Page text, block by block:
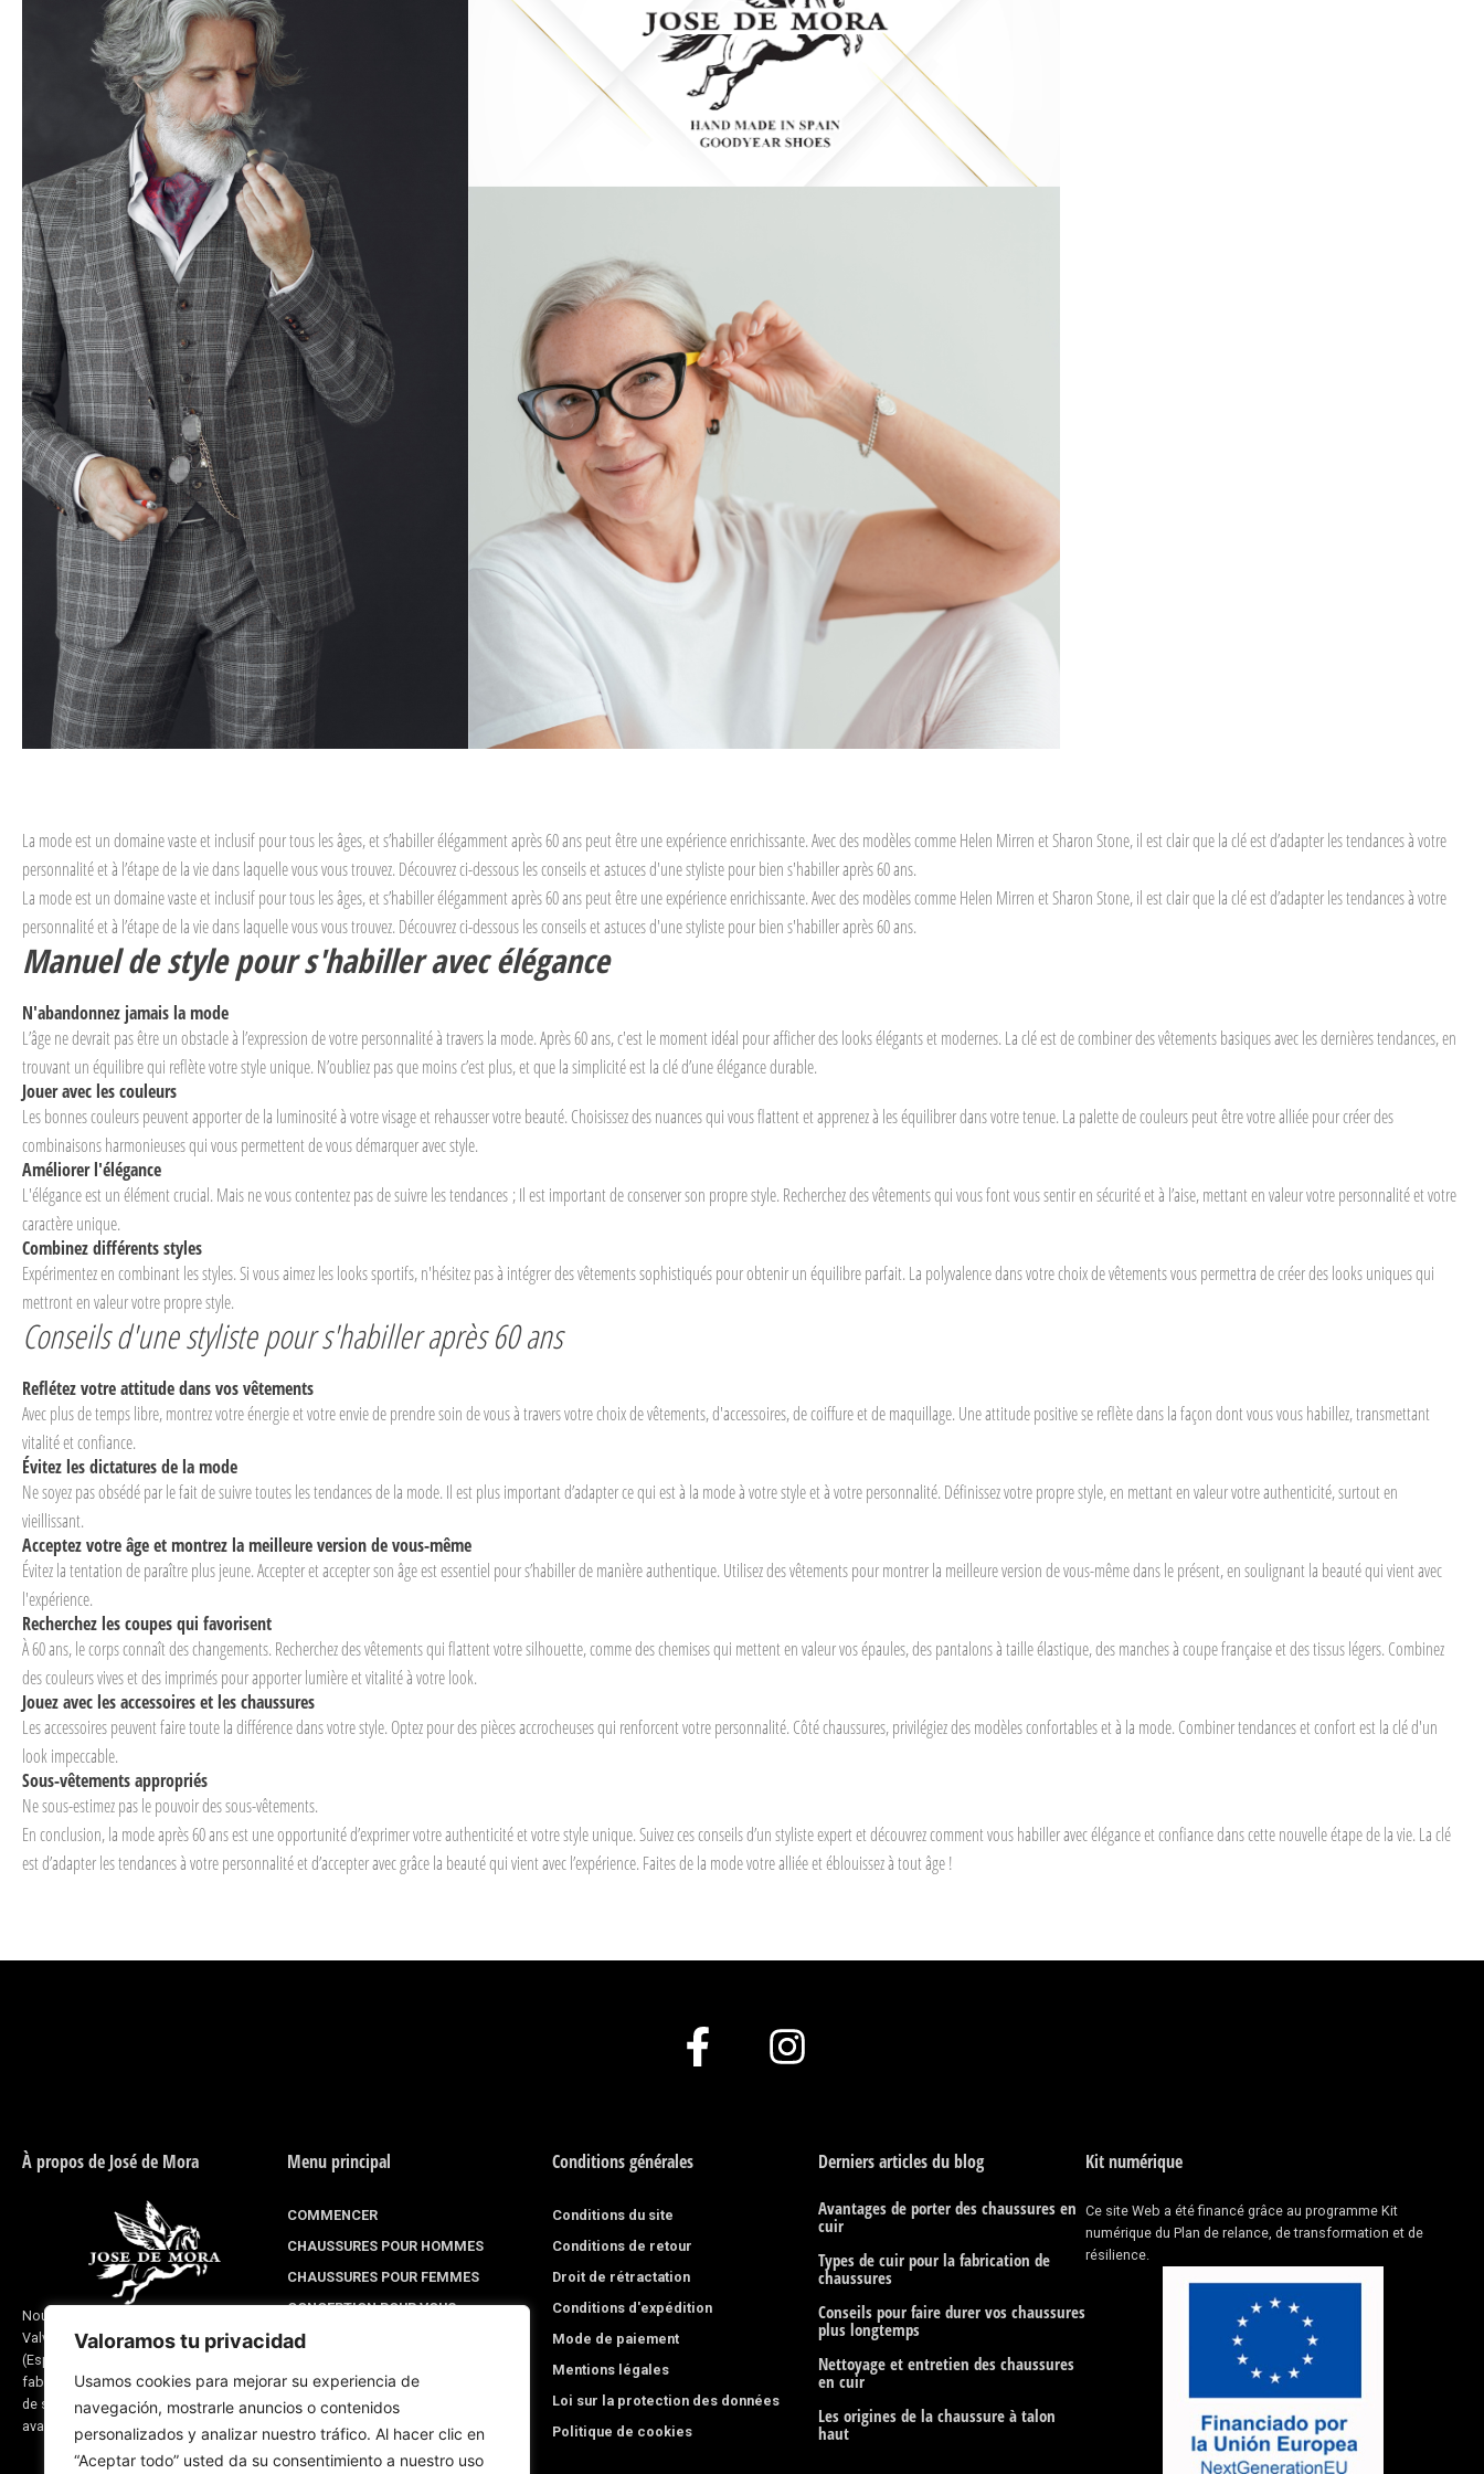
Valoramos tu privacidad
Usamos cookies para mejorar su experiencia de
navegación, mostrarle anuncios o contenidos
personalizados y analizar nuestro tráfico. Al hacer clic en
“Aceptar todo” usted da su consentimiento a nuestro uso
La mode est un domaine vaste et inclusif pour tous les âges, et s’habiller élégamment après 60 ans peut être une expérience enrichissante. Avec des modèles comme Helen Mirren et Sharon Stone, il est clair que la clé est d’adapter les tendances à votre
personnalité et à l’étape de la vie dans laquelle vous vous trouvez. Découvrez ci-dessous les conseils et astuces d'une styliste pour bien s'habiller après 60 ans.
La mode est un domaine vaste et inclusif pour tous les âges, et s’habiller élégamment après 60 ans peut être une expérience enrichissante. Avec des modèles comme Helen Mirren et Sharon Stone, il est clair que la clé est d’adapter les tendances à votre
personnalité et à l’étape de la vie dans laquelle vous vous trouvez. Découvrez ci-dessous les conseils et astuces d'une styliste pour bien s'habiller après 60 ans.
Manuel de style pour s'habiller avec élégance
N'abandonnez jamais la mode
L’âge ne devrait pas être un obstacle à l’expression de votre personnalité à travers la mode. Après 60 ans, c'est le moment idéal pour afficher des looks élégants et modernes. La clé est de combiner des vêtements basiques avec les dernières tendances, en
trouvant un équilibre qui reflète votre style unique. N’oubliez pas que moins c’est plus, et que la simplicité est la clé d’une élégance durable.
Jouer avec les couleurs
Les bonnes couleurs peuvent apporter de la luminosité à votre visage et rehausser votre beauté. Choisissez des nuances qui vous flattent et apprenez à les équilibrer dans votre tenue. La palette de couleurs peut être votre alliée pour créer des
combinaisons harmonieuses qui vous permettent de vous démarquer avec style.
Améliorer l'élégance
L'élégance est un élément crucial. Mais ne vous contentez pas de suivre les tendances ; Il est important de conserver son propre style. Recherchez des vêtements qui vous font vous sentir en sécurité et à l’aise, mettant en valeur votre personnalité et votre
caractère unique.
Combinez différents styles
Expérimentez en combinant les styles. Si vous aimez les looks sportifs, n'hésitez pas à intégrer des vêtements sophistiqués pour obtenir un équilibre parfait. La polyvalence dans votre choix de vêtements vous permettra de créer des looks uniques qui
mettront en valeur votre propre style.
Conseils d'une styliste pour s'habiller après 60 ans
Reflétez votre attitude dans vos vêtements
Avec plus de temps libre, montrez votre énergie et votre envie de prendre soin de vous à travers votre choix de vêtements, d'accessoires, de coiffure et de maquillage. Une attitude positive se reflète dans la façon dont vous vous habillez, transmettant
vitalité et confiance.
Évitez les dictatures de la mode
Ne soyez pas obsédé par le fait de suivre toutes les tendances de la mode. Il est plus important d’adapter ce qui est à la mode à votre style et à votre personnalité. Définissez votre propre style, en mettant en valeur votre authenticité, surtout en
vieillissant.
Acceptez votre âge et montrez la meilleure version de vous-même
Évitez la tentation de paraître plus jeune. Accepter et accepter son âge est essentiel pour s’habiller de manière authentique. Utilisez des vêtements pour montrer la meilleure version de vous-même dans le présent, en soulignant la beauté qui vient avec
l'expérience.
Recherchez les coupes qui favorisent
À 60 ans, le corps connaît des changements. Recherchez des vêtements qui flattent votre silhouette, comme des chemises qui mettent en valeur vos épaules, des pantalons à taille élastique, des manches à coupe française et des tissus légers. Combinez
des couleurs vives et des imprimés pour apporter lumière et vitalité à votre look.
Jouez avec les accessoires et les chaussures
Les accessoires peuvent faire toute la différence dans votre style. Optez pour des pièces accrocheuses qui renforcent votre personnalité. Côté chaussures, privilégiez des modèles confortables et à la mode. Combiner tendances et confort est la clé d'un
look impeccable.
Sous-vêtements appropriés
Ne sous-estimez pas le pouvoir des sous-vêtements.
En conclusion, la mode après 60 ans est une opportunité d’exprimer votre authenticité et votre style unique. Suivez ces conseils d’un styliste expert et découvrez comment vous habiller avec élégance et confiance dans cette nouvelle étape de la vie. La clé
est d’adapter les tendances à votre personnalité et d’accepter avec grâce la beauté qui vient avec l’expérience. Faites de la mode votre alliée et éblouissez à tout âge !
F
k
f
I
À propos de José de Mora
Nous sommes une entreprise située à
Valverde del Camino, province de Huelva
(Espagne) et nous nous consacrons à la
fabrication de chaussures et de produits
de sellerie. Notre expérience remonte à
avant 1870
Menu principal
COMMENCER
CHAUSSURES POUR HOMMES
CHAUSSURES POUR FEMMES
CONCEPTION POUR VOUS
LIGNE DE MONTÉE
BLOG D'ENTREPRISE
Conditions générales
Conditions du site
Conditions de retour
Droit de rétractation
Conditions d'expédition
Mode de paiement
Mentions légales
Loi sur la protection des données
Politique de cookies
Derniers articles du blog
Avantages de porter des chaussures en
cuir
Types de cuir pour la fabrication de
chaussures
Conseils pour faire durer vos chaussures
plus longtemps
Nettoyage et entretien des chaussures
en cuir
Les origines de la chaussure à talon
haut
Kit numérique
Ce site Web a été financé grâce au programme Kit
numérique du Plan de relance, de transformation et de
résilience.